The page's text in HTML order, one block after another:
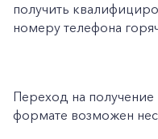
получить
номеру телефона
Переход на
формате возможен